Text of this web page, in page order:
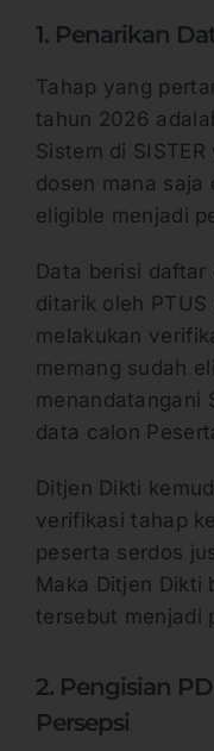
1. Penarikan
Tahap yang
tahun 2026
Sistem di
dosen mana saja
eligible menjadi
Data berisi daftar
ditarik oleh
melakukan
memang sudah
menandatangani
data calon
Ditjen Dikti
verifikasi tahap
peserta serdos
Maka Ditjen Dikti
tersebut menjadi
2. Pengisian
Persepsi